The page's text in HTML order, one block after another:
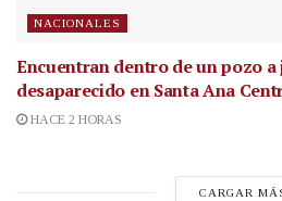
NACIONALES
Encuentran dentro de un pozo
desaparecido en Santa Ana
HACE 2 HORAS
CARGAR